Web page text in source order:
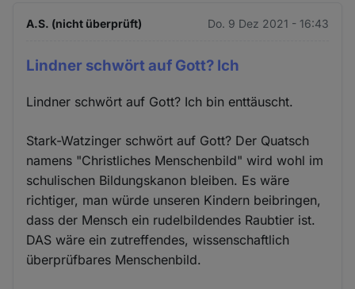
A.S. (nicht überprüft) Do. 9 Dez 2021 - 16:43
Lindner schwört auf Gott? Ich
Lindner schwört auf Gott? Ich bin enttäuscht.
Stark-Watzinger schwört auf Gott? Der Quatsch
namens "Christliches Menschenbild" wird wohl im
schulischen Bildungskanon bleiben. Es wäre
richtiger, man würde unseren Kindern beibringen,
dass der Mensch ein rudelbildendes Raubtier ist.
DAS wäre ein zutreffendes, wissenschaftlich
überprüfbares Menschenbild.